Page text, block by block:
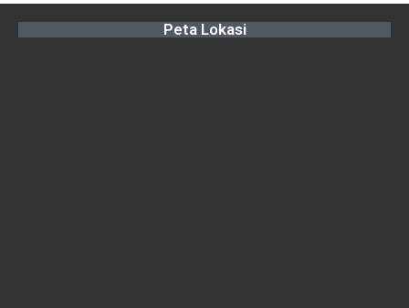
Peta Lokasi